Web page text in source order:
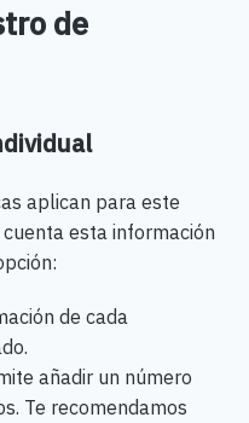
de
aplican para este
esta información
de cada
añadir un número
Te recomendamos